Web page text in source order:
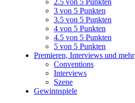
2.5 von 5 Punkten
3 von 5 Punkten
3.5 von 5 Punkten
4 von 5 Punkten
4.5 von 5 Punkten
5 von 5 Punkten
Premieren, Interviews und mehr
Conventions
Interviews
Szene
Gewinnspiele